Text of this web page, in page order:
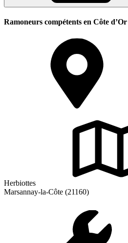
Ramoneurs compétents en Côte d’Or
Herbiottes
Marsannay-la-Côte (21160)